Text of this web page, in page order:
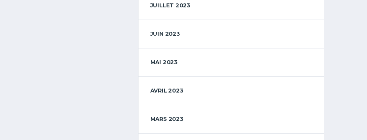
JUILLET 2023
JUIN 2023
MAI 2023
AVRIL 2023
MARS 2023